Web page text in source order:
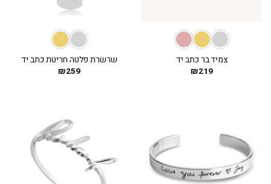
צמיד בר כתב יד
₪219
שרשרת פלטה חריטת כתב יד
₪259